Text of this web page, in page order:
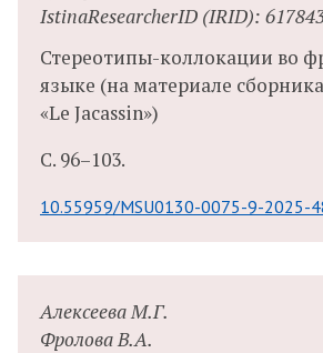
IstinaResearcherID (IRID):
Стереотипы-коллокации во
языке (на материале
«Le Jacassin»)
С. 96–103.
10.55959/MSU0130-0075-9-2025-
Алексеева М.Г.
Фролова В.А.